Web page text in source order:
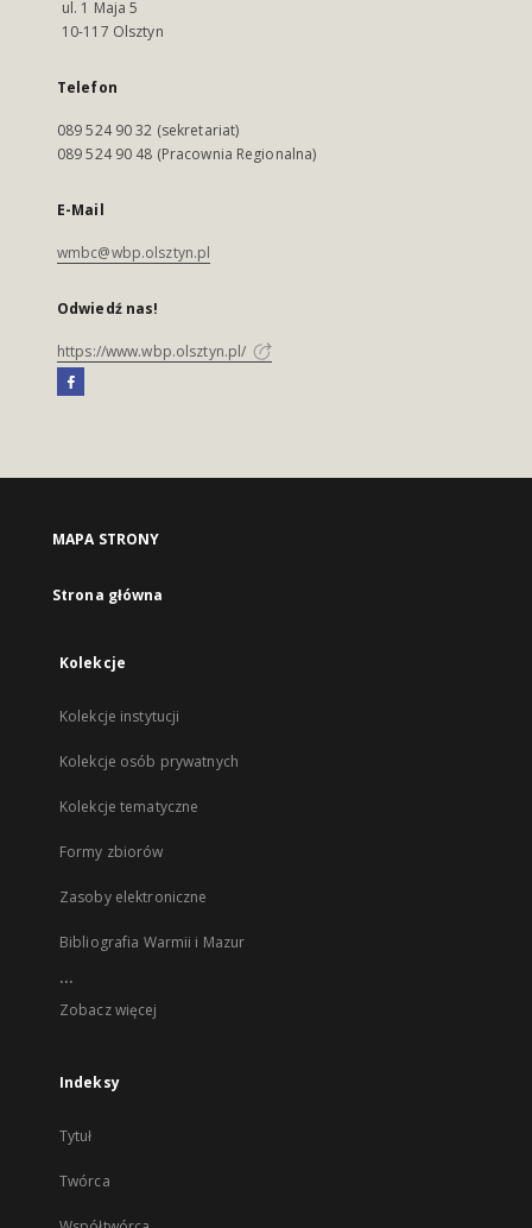
ul. 1 Maja 5
10-117 Olsztyn
Telefon
089 524 90 32 (sekretariat)
089 524 90 48 (Pracownia Regionalna)
E-Mail
wmbc@wbp.olsztyn.pl
Odwiedź nas!
https://www.wbp.olsztyn.pl/
MAPA STRONY
Strona główna
Kolekcje
Kolekcje instytucji
Kolekcje osób prywatnych
Kolekcje tematyczne
Formy zbiorów
Zasoby elektroniczne
Bibliografia Warmii i Mazur
...
Zobacz więcej
Indeksy
Tytuł
Twórca